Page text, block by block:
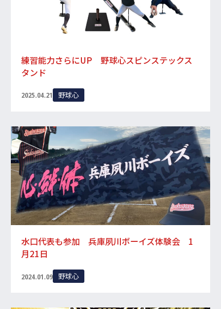
練習能力さらにUP 野球心スピンステックス
タンド
2025.04.21 野球心
水口代表も参加 兵庫夙川ボーイズ体験会 1
月21日
2024.01.09 野球心